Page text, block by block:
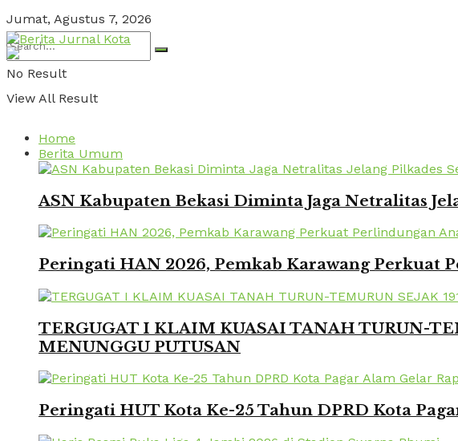
Jumat, Agustus 7, 2026
No Result
View All Result
Home
Berita Umum
ASN Kabupaten Bekasi Diminta Jaga Netralitas
Peringati HAN 2026, Pemkab Karawang Perkuat
TERGUGAT I KLAIM KUASAI TANAH TURUN-
MENUNGGU PUTUSAN
Peringati HUT Kota Ke-25 Tahun DPRD Kota